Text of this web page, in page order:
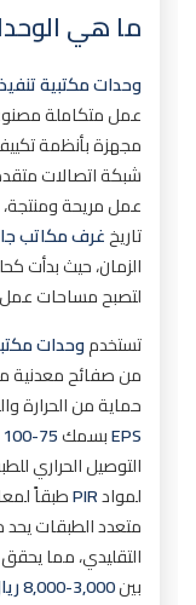
التكلفة
الحاجة
الأسئلة
1. ما الفرق بين ملاحق جاهزة والبناء التقليدي؟
2. كم سعر تركيب ملحق جاهز في الرياض 2026؟
3. هل تحتاج ملاحق جاهزة لأساسات خاصة؟
4. ما مدى
في الرياض؟
6. ما مدة الضمان على ملاحق جاهزة؟
7. هل يمكن نقل ملاحق جاهزة وإعادة تركيبها؟
8. ما هي
الرياض؟
9. هل تحتاج ملاحق جاهزة لموافقات من البلدية؟
10. ما الفرق بين ملاحق جاهزة أساسية وفاخرة؟
11. هل
ما هي
وحدات مكتبية
عمل متكاملة
شبكة اتصالات
عمل مريحة
تاريخغرف مكاتب
الزمان، حيث بدأت
لتصبح مساحات عمل
تستخدموحدات
من صفائح معدنية
حماية من الحرارة
EPSبسمك75-100 ملم
التوصيل الحراري
لموادPIRطبقاً
متعدد الطبقات يحد
التقليدي، مما
بين3,000-8,000 ريال